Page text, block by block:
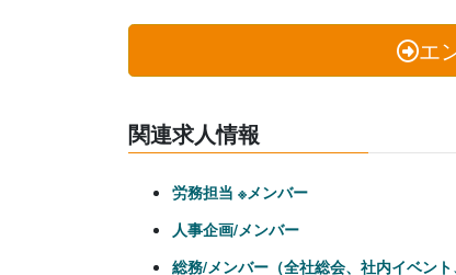
エ
関連求人情報
労務担当 ※メンバー
人事企画/メンバー
総務/メンバー（全社総会、社内イベン